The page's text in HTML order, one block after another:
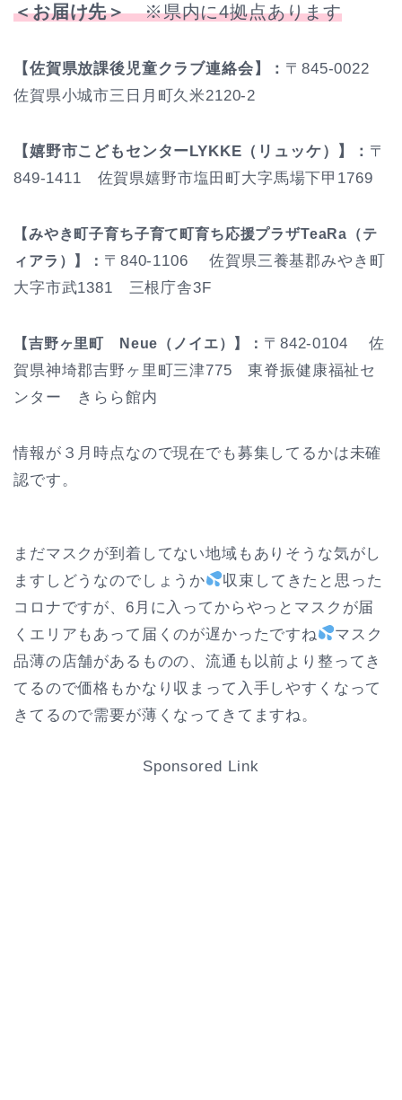
＜お届け先＞※県内に4拠点あります
【佐賀県放課後児童クラブ連絡会】： 〒845-0022
佐賀県小城市三日月町久米2120-2
【嬉野市こどもセンターLYKKE（リュッケ）】： 〒
849-1411 佐賀県嬉野市塩田町大字馬場下甲1769
【みやき町子育ち子育て町育ち応援プラザTeaRa（テ
ィアラ）】： 〒840-1106 佐賀県三養基郡みやき町
大字市武1381 三根庁舎3F
【吉野ヶ里町 Neue（ノイエ）】： 〒842-0104 佐
賀県神埼郡吉野ヶ里町三津775 東脊振健康福祉セ
ンター きらら館内
情報が３月時点なので現在でも募集してるかは未確
認です。
まだマスクが到着してない地域もありそうな気がし
ますしどうなのでしょうか
収束してきたと思った
コロナですが、6月に入ってからやっとマスクが届
くエリアもあって届くのが遅かったですね
マスク
品薄の店舗があるものの、流通も以前より整ってき
てるので価格もかなり収まって入手しやすくなって
きてるので需要が薄くなってきてますね。
Sponsored Link